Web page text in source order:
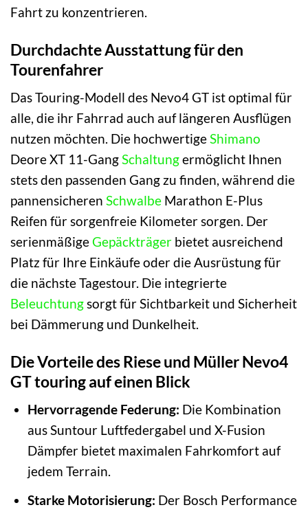
Fahrt zu konzentrieren.
Durchdachte Ausstattung für den
Tourenfahrer
Das Touring-Modell des Nevo4 GT ist optimal für
alle, die ihr Fahrrad auch auf längeren Ausflügen
nutzen möchten. Die hochwertigeShimano
Deore XT 11-GangSchaltungermöglicht Ihnen
stets den passenden Gang zu finden, während die
pannensicheren Schwalbe Marathon E-Plus
Reifen für sorgenfreie Kilometer sorgen. Der
serienmäßigeGepäckträger bietet ausreichend
Platz für Ihre Einkäufe oder die Ausrüstung für
die nächste Tagestour. Die integrierte
Beleuchtungsorgt für Sichtbarkeit und Sicherheit
bei Dämmerung und Dunkelheit.
Die Vorteile des Riese und Müller Nevo4
GT touring auf einen Blick
Hervorragende Federung: Die Kombination
aus Suntour Luftfedergabel und X-Fusion
Dämpfer bietet maximalen Fahrkomfort auf
jedem Terrain.
Starke Motorisierung: Der Bosch Performance